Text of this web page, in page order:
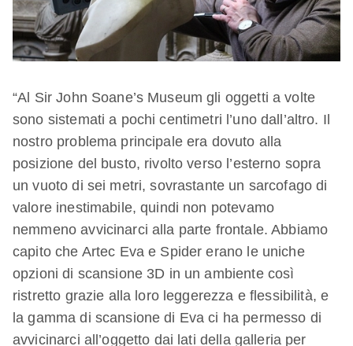
“Al Sir John Soane’s Museum gli oggetti a volte
sono sistemati a pochi centimetri l’uno dall’altro. Il
nostro problema principale era dovuto alla
posizione del busto, rivolto verso l’esterno sopra
un vuoto di sei metri, sovrastante un sarcofago di
valore inestimabile, quindi non potevamo
nemmeno avvicinarci alla parte frontale. Abbiamo
capito che Artec Eva e Spider erano le uniche
opzioni di scansione 3D in un ambiente così
ristretto grazie alla loro leggerezza e flessibilità, e
la gamma di scansione di Eva ci ha permesso di
avvicinarci all’oggetto dai lati della galleria per